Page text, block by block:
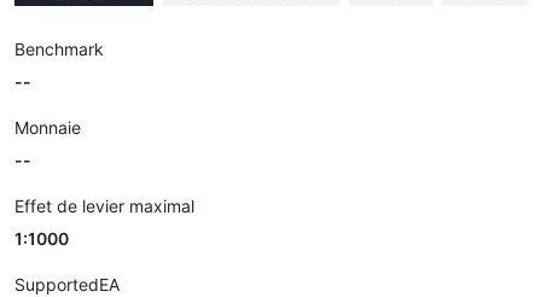
Benchmark
--
Monnaie
--
Effet de levier maximal
1:1000
SupportedEA